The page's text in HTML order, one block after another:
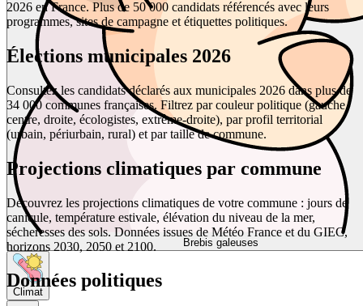
Brebis galeuses
Climat
2026 en France. Plus de 50 000 candidats référencés avec leurs
programmes, sites de campagne et étiquettes politiques.
Élections municipales 2026
Consultez les candidats déclarés aux municipales 2026 dans plus de
34 000 communes françaises. Filtrez par couleur politique (gauche,
centre, droite, écologistes, extrême-droite), par profil territorial
(urbain, périurbain, rural) et par taille de commune.
Projections climatiques par commune
Découvrez les projections climatiques de votre commune : jours de
canicule, température estivale, élévation du niveau de la mer,
sécheresses des sols. Données issues de Météo France et du GIEC,
horizons 2030, 2050 et 2100.
Données politiques